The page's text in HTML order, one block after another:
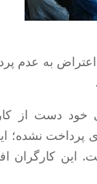
تبریز روز سه شنبه 2 تیر ماه
خود دست از
گروه ماشین‌سازی
این کارگران